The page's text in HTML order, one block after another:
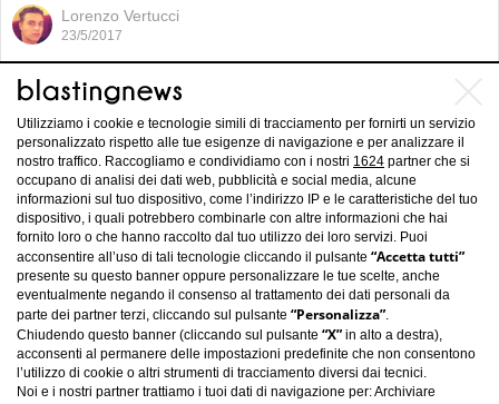
Lorenzo Vertucci
23/5/2017
L'alba del nuovo Milan vincente è
alle porte
Utilizziamo i cookie e tecnologie simili di tracciamento per fornirti un servizio
personalizzato rispetto alle tue esigenze di navigazione e per analizzare il
nostro traffico. Raccogliamo e condividiamo con i nostri 1624 partner che si
occupano di analisi dei dati web, pubblicità e social media, alcune
informazioni sul tuo dispositivo, come l’indirizzo IP e le caratteristiche del tuo
dispositivo, i quali potrebbero combinarle con altre informazioni che hai
fornito loro o che hanno raccolto dal tuo utilizzo dei loro servizi. Puoi
acconsentire all’uso di tali tecnologie cliccando il pulsante “Accetta tutti”
presente su questo banner oppure personalizzare le tue scelte, anche
eventualmente negando il consenso al trattamento dei dati personali da
parte dei partner terzi, cliccando sul pulsante “Personalizza”.
Chiudendo questo banner (cliccando sul pulsante “X” in alto a destra),
acconsenti al permanere delle impostazioni predefinite che non consentono
l’utilizzo di cookie o altri strumenti di tracciamento diversi dai tecnici.
Noi e i nostri partner trattiamo i tuoi dati di navigazione per: Archiviare